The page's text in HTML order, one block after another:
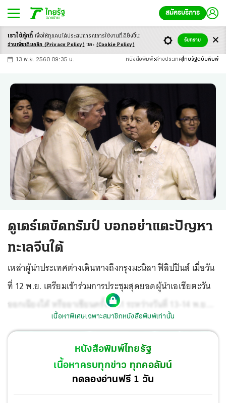
สมัครบริการ
-ก ก ก+
13 พ.ย. 2560 09:35 น. หนังสือพิมพ์ ต่างประเทศ ไทยรัฐฉบับพิมพ์
ดูเตร์เตขัดทรัมป์ บอกอย่าแตะปัญหา
ทะเลจีนใต้
เหล่าผู้นำประเทศต่างเดินทางถึงกรุงมะนิลา ฟิลิปปินส์ เมื่อวัน
ที่ 12 พ.ย. เตรียมเข้าร่วมการประชุมสุดยอดผู้นำเอเชียตะวัน
ออกเฉียงใต้ หรืออาเซียนครั้งที่ 31 ระหว่างวันที่ 13-14 พ.ย.
ท่ามกลางการจับตาบทบาทของนายโดนัลด์ ทรัมป์
ประธานาธิบดีสหรัฐฯ ที่จะปิดฉากการเดินสายเยือนภูมิภาค
เอเชียครั้งยาวนานที่สุดในรอบ 25 ปี ของบรรดาผู้นำสหรัฐฯ
ในเวทีฟิลิปปินส์แห่งนี้
เนื้อหาพิเศษเฉพาะสมาชิกหนังสือพิมพ์เท่านั้น
หนังสือพิมพ์ไทยรัฐ
เนื้อหาครบทุกข่าว ทุกคอลัมน์
ทดลองอ่านฟรี 1 วัน
เราใช้คุ้กกี้ เพื่อให้ทุกคนได้ประสบการณ์การใช้งานที่ดียิ่งขึ้น
อ่านเพิ่มเติมคลิก (Privacy Policy) และ (Cookie Policy)
รับทราบ